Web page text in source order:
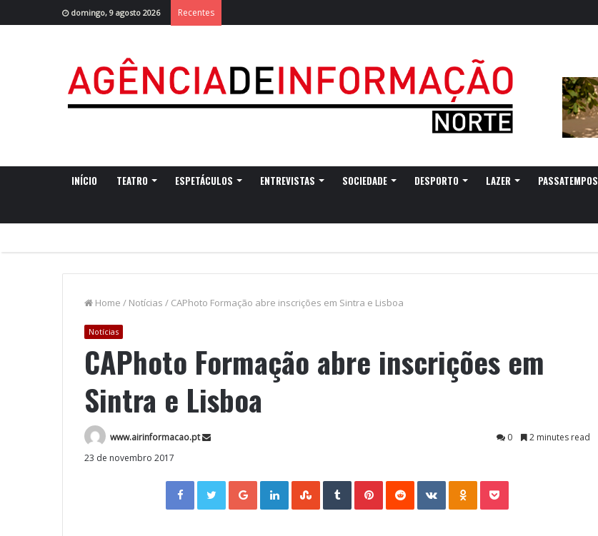
domingo, 9 agosto 2026 Recentes
INÍCIO TEATRO ESPETÁCULOS ENTREVISTAS SOCIEDADE DESPORTO LAZER PASSATEMPOS
Home / Notícias / CAPhoto Formação abre inscrições em Sintra e Lisboa
Notícias
CAPhoto Formação abre inscrições em
Sintra e Lisboa
www.airinformacao.pt 0
2 minutes read
23 de novembro 2017
Facebook Twitter Google+ LinkedIn StumbleUpon Tumblr VKontakte